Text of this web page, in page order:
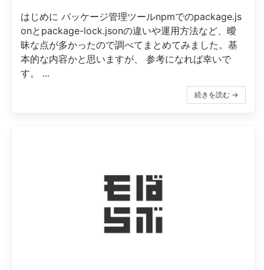
はじめに パッケージ管理ツールnpmでのpackage.js
onとpackage-lock.jsonの違いや運用方法など、曖
昧な点が多かったので調べてまとめてみました。基
本的な内容かと思いますが、 参考になれば幸いで
す。 ...
続きを読む →